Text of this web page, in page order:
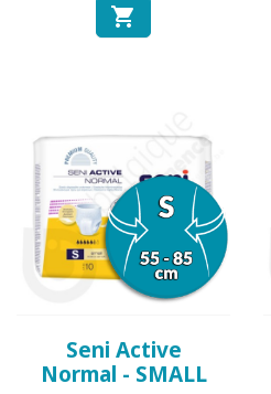

Seni Active
Normal - SMALL